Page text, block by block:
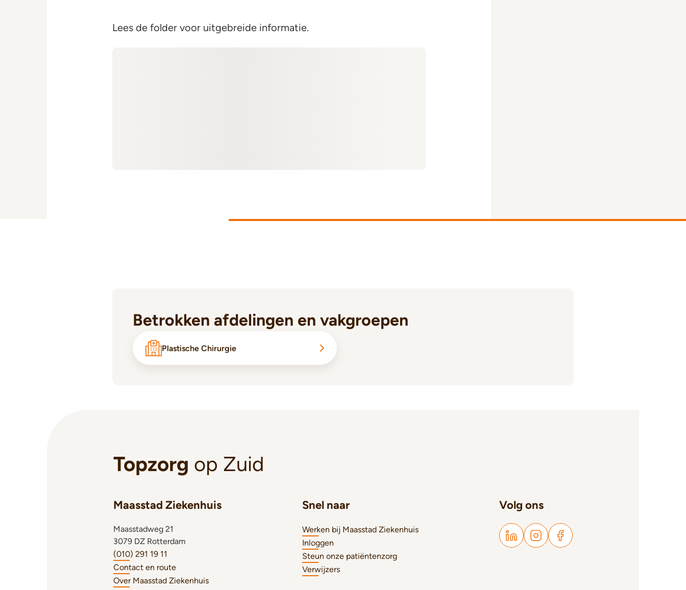
Lees de folder voor uitgebreide informatie.
Betrokken afdelingen en vakgroepen
Plastische Chirurgie
Topzorg op Zuid
Maasstad Ziekenhuis
Maasstadweg 21
3079 DZ Rotterdam
(010) 291 19 11
Contact en route
Over Maasstad Ziekenhuis
Snel naar
Werken bij Maasstad Ziekenhuis
Inloggen
Steun onze patiëntenzorg
Verwijzers
Volg ons